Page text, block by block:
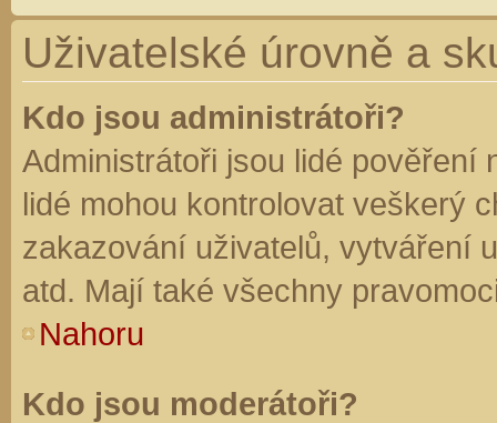
Uživatelské úrovně a
Kdo jsou administrátoři?
Administrátoři jsou lidé pověření
lidé mohou kontrolovat veškerý
zakazování uživatelů, vytváření
atd. Mají také všechny
Nahoru
Kdo jsou moderátoři?